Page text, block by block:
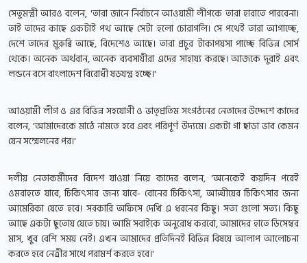
সেতুমন্ত্রী আরও বলেন, 'তারা জানে নির্বাচনে আওয়ামী লীগকে তারা হারাতে পারবেনা।
তাই তাদের কাছে একটাই পথ আছে সেটা হলো চোরাগলি। সে পথেই তারা আগাচ্ছে,
দেশে তাদের মুরুব্বি আছে, বিদেশেও আছে। তারা প্রচুর টাকাপয়সা পাচ্ছে বিভিন্ন সোর্স
থেকে। অনেক অর্থবান, অনেক ব্যবসায়ীরা এদের সাহায্য করছে। আজকে দুবাই এবং
লন্ডনে বসে বাংলাদেশ বিরোধী ষড়যন্ত্র হচ্ছে।'
আওয়ামী লীগ ও এর বিভিন্ন সহযোগী ও ভাতৃপ্রতিম সংগঠনের নেতাদের উদ্দেশে কাদের
বলেন, 'আমাদেরকে মাঠে নামতে হবে এবং পরিপূর্ণ উদ্যমে। একটা গা ছাড়া ভাব কেমন
যেন সম্মেলনের পর।'
দলীয় নেতাকর্মীদের বিদেশ যাওয়া নিয়ে কাদের বলেন, 'অনেকেই কয়দিন পরেই
ওমরাহতে যাবে, চিকিৎসার জন্য যাবে- বোনের চিকিৎসা, আত্মীয়ের চিকিৎসার জন্য
আমেরিকা যেতে হবে। সরকারি অফিসে দেখি এ ধরনের কিছু। সত্য গুলো সত্য। কিছু
আছে একটা ছুতোয় যেতে চায়। আমি সবাইকে অনুরোধ করবো, আমাদের হাতে ডিসেম্বর
মাস, খুব বেশি সময় নেই। এখন আমাদের প্রতিদিনই বিভিন্ন বিষয়ে আলাপ আলোচনা
করতে হবে নেত্রীর সাথে পরামর্শ করতে হবে।'